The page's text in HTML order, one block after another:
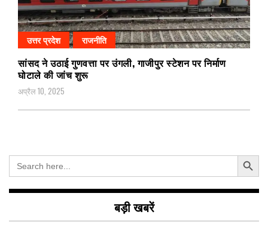
उत्तर प्रदेश राजनीति
सांसद ने उठाई गुणवत्ता पर उंगली, गाजीपुर स्टेशन पर निर्माण
घोटाले की जांच शुरू
अप्रैल 10, 2025
Search
for:
Search Button
बड़ी खबरें